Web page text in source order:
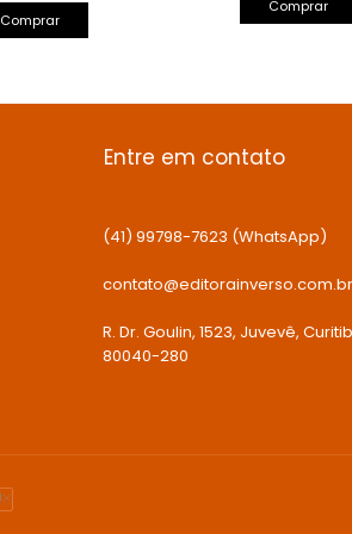
Comprar
Comprar
Entre em contato
(41) 99798-7623 (WhatsApp)
contato@editorainverso.com.br
R. Dr. Goulin, 1523, Juvevê,
80040-280